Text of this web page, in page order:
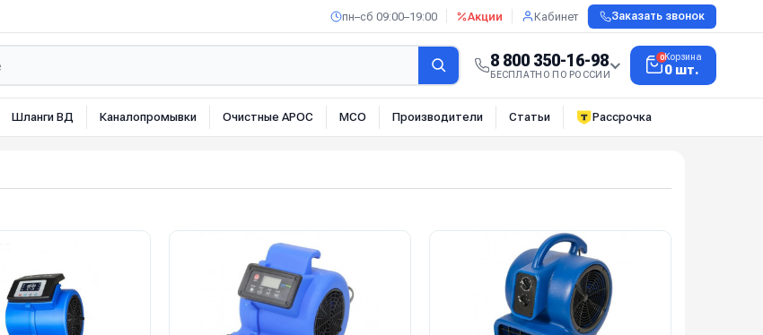
пн–сб 09:00–19:00 Акции Кабинет Заказать звонок
8 800 350-16-98
БЕСПЛАТНО ПО РОССИИ
0Корзина
0 шт.
Шланги ВД Каналопромывки Очистные АРОС МСО Производители Статьи Рассрочка